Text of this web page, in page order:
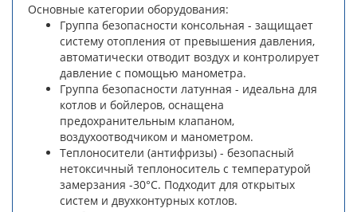
Основные категории оборудования:
Группа безопасности консольная - защищает
систему отопления от превышения давления,
автоматически отводит воздух и контролирует
давление с помощью манометра.
Группа безопасности латунная - идеальна для
котлов и бойлеров, оснащена
предохранительным клапаном,
воздухоотводчиком и манометром.
Теплоносители (антифризы) - безопасный
нетоксичный теплоноситель с температурой
замерзания -30°C. Подходит для открытых
систем и двухконтурных котлов.